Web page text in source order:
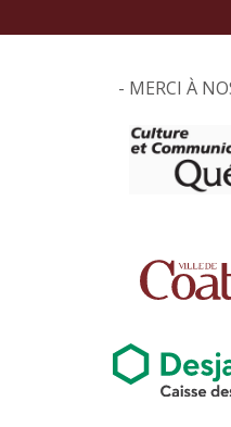
- MERCI À